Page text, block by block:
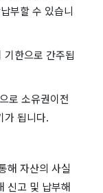
부할 수 있습니
한으로 간주됩
로 소유권이전
가 됩니다.
해 자산의 사실
신고 및 납부해